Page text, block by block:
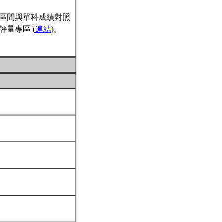
間與單科成績對照
量專區 (連結)。